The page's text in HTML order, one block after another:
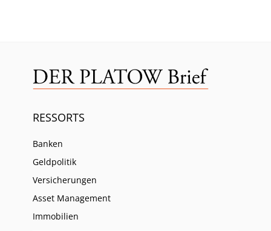
RESSORTS
Banken
Geldpolitik
Versicherungen
Asset Management
Immobilien